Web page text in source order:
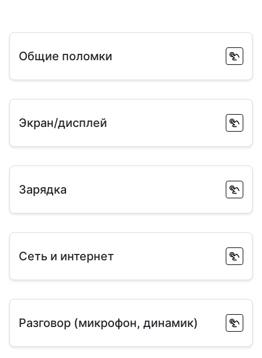
Общие поломки
Экран/дисплей
Зарядка
Сеть и интернет
Разговор (микрофон, динамик)